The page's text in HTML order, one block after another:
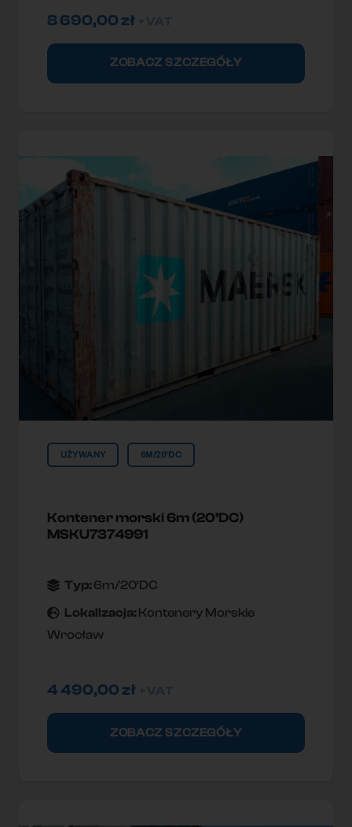
8 690,00zł
ZOBACZ SZCZEGÓŁY
UŻYWANY 6M/20'DC
Kontener morski 6m (20’DC)
MSKU7374991
Typ: 6m/20'DC
Lokallzacja: Kontenery Morskie
Wrocław
4 490,00zł
ZOBACZ SZCZEGÓŁY